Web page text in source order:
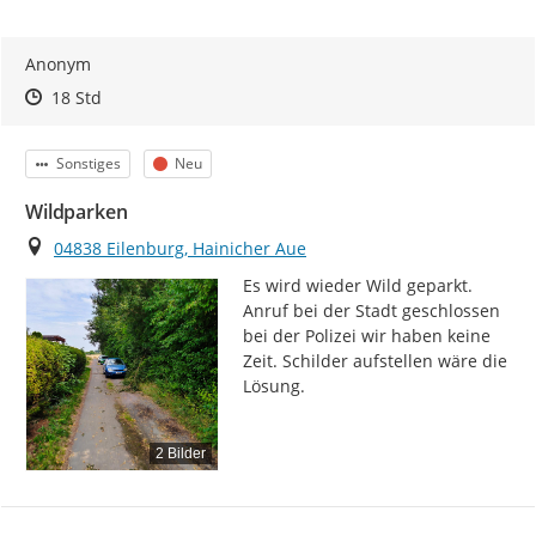
Anonym
Zeitpunkt des Erstellens
Zeitpunkt des Erstellens
18 StdZur Äußerung
Kategorie
Sonstiges Status
Neu
Wildparken
Ort
04838 Eilenburg, Hainicher Aue
2 Bilder
Es wird wieder Wild geparkt.
Anruf bei der Stadt geschlossen
bei der Polizei wir haben keine
Zeit. Schilder aufstellen wäre die
Lösung.